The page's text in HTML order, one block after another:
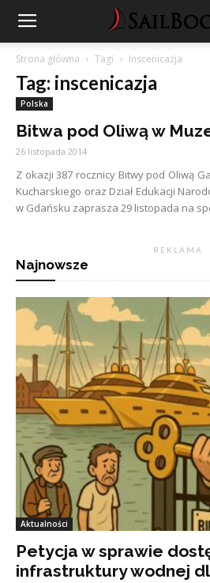
Strona główna Tagi Inscenicazja
Tag: inscenicazja
Polska
Bitwa pod Oliwą w
26 listopada 2014
Z okazji 387 rocznicy Bitwy pod Oliwą
Kucharskiego oraz Dział Edukacji
w Gdańsku zaprasza 29 listopada na
R E K L A M A
Najnowsze
Aktualności
Petycja w sprawie
infrastruktury wodnej